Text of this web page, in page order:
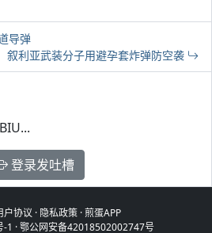
导弹
叙利亚武装分子用避孕套炸弹防空袭
登录发吐槽
户协议 · 隐私政策·煎蛋APP
-1 ·鄂公网安备42018502002747号